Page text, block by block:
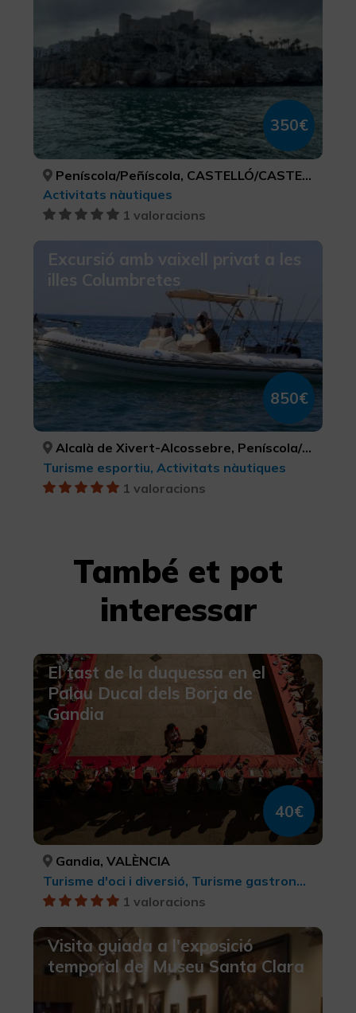
350€
Peníscola/Peñíscola, CASTELLÓ/CASTELLÓN
Activitats nàutiques
1 valoracions
Excursió amb vaixell privat a les
illes Columbretes
850€
Alcalà de Xivert-Alcossebre, Peníscola/Peñíscola, CASTELLÓ/CASTELLÓN, CASTELLÓ/CASTELLÓN
Turisme esportiu, Activitats nàutiques
1 valoracions
També et pot
interessar
El tast de la duquessa en el
Palau Ducal dels Borja de
Gandia
40€
Gandia, VALÈNCIA
Turisme d'oci i diversió, Turisme gastronòmic, Territori Borja, Turisme cultural
1 valoracions
Visita guiada a l'exposició
temporal del Museu Santa Clara